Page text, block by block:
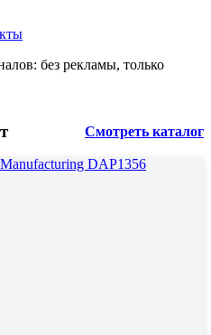
без рекламы, только
Смотреть каталог